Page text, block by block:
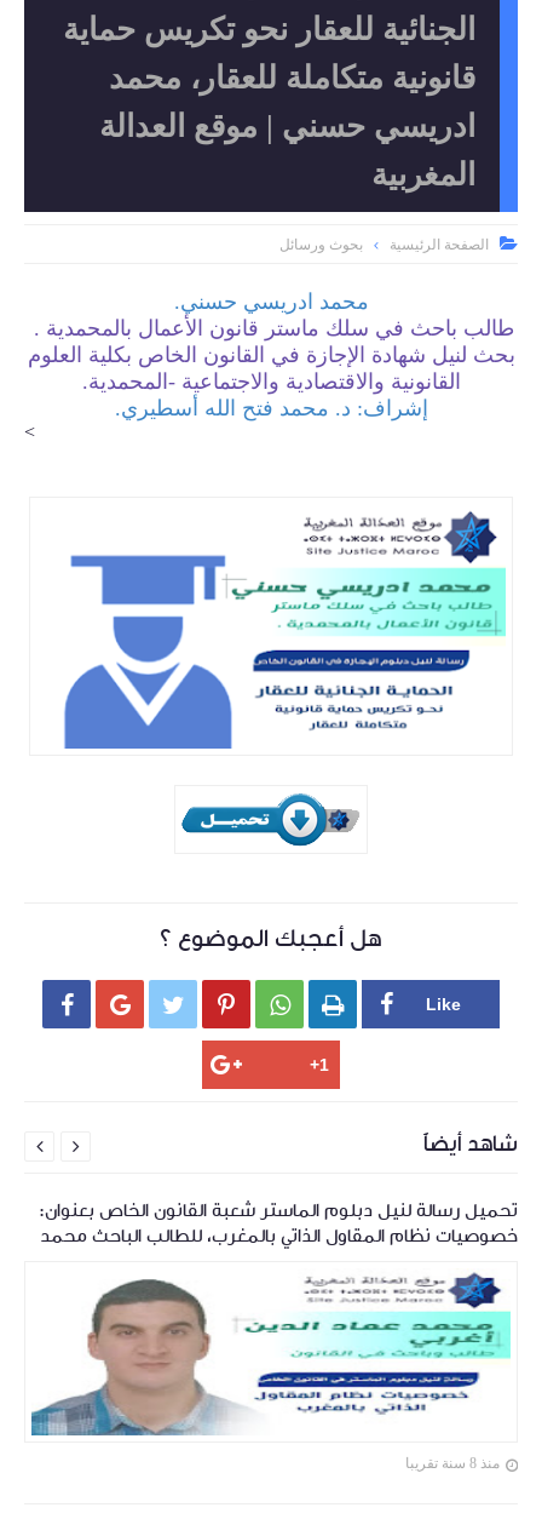
الجنائية للعقار نحو تكريس حماية
قانونية متكاملة للعقار، محمد
ادريسي حسني | موقع العدالة
المغربية
 الصفحة الرئيسية بحوث ورسائل
محمد ادريسي حسني.
طالب باحث في سلك ماستر قانون اﻷعمال بالمحمدية .
بحث لنيل شهادة الإجازة في القانون الخاص بكلية العلوم
القانونية والاقتصادية والاجتماعية -المحمدية.
إشراف: د. محمد فتح الله أسطيري.
>
هل أعجبك الموضوع ؟
     
شاهد أيضاً
تحميل رسالة لنيل دبلوم الماستر شعبة القانون الخاص بعنوان:
خصوصيات نظام المقاول الذاتي بالمغرب، للطالب الباحث محمد
منذ 8 سنة تقريبا

